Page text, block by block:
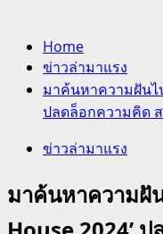
Home
ข่าวล่ามาแรง
มาค้นหาความฝันไป
ปลดล็อกความคิด
ข่าวล่ามาแรง
มาค้นหาความฝั